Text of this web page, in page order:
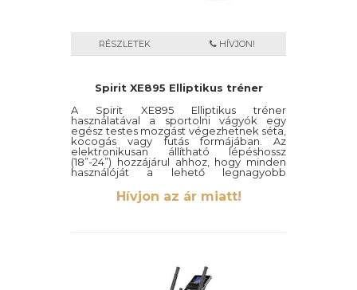
RÉSZLETEK HÍVJON!
Spirit XE895 Elliptikus tréner
A Spirit XE895 Elliptikus tréner
használatával a sportolni vágyók egy
egész testes mozgást végezhetnek séta,
kocogás vagy futás formájában. Az
elektronikusan állítható lépéshossz
(18”-24”) hozzájárul ahhoz, hogy minden
használóját a lehető legnagyobb
kényelemben és biztonságban részesítse
edzései során, miközben az ízületeket is
Hívjon az ár miatt!